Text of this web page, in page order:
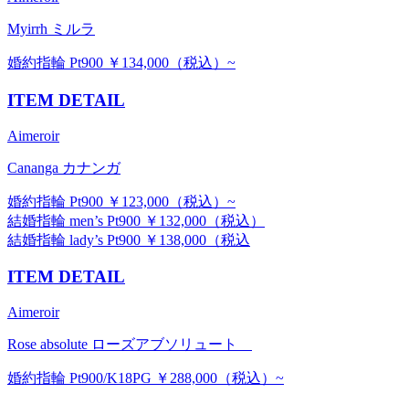
Myirrh ミルラ
婚約指輪 Pt900 ￥134,000（税込）~
ITEM DETAIL
Aimeroir
Cananga カナンガ
婚約指輪 Pt900 ￥123,000（税込）~
結婚指輪 men’s Pt900 ￥132,000（税込）
結婚指輪 lady’s Pt900 ￥138,000（税込
ITEM DETAIL
Aimeroir
Rose absolute ローズアブソリュート
婚約指輪 Pt900/K18PG ￥288,000（税込）~